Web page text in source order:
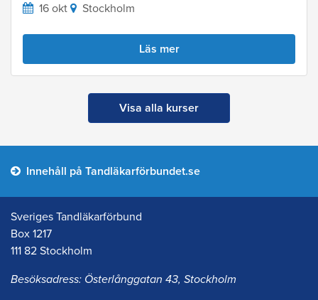
16 okt Stockholm
Läs mer
Visa alla kurser
Innehåll på Tandläkarförbundet.se
Sveriges Tandläkarförbund
Box 1217
111 82 Stockholm
Besöksadress: Österlånggatan 43, Stockholm